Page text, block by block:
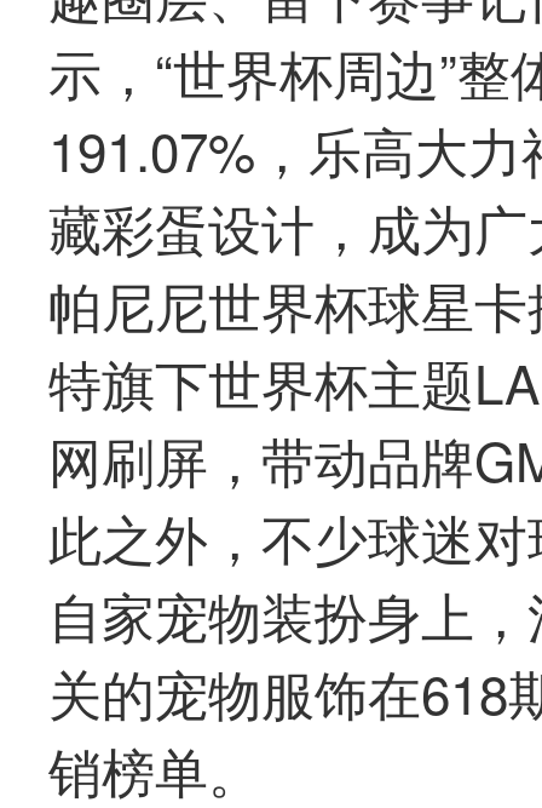
示，“世界杯周边”
191.07%，乐高大
藏彩蛋设计，成为
帕尼尼世界杯球星
特旗下世界杯主题
网刷屏，带动品牌
此之外，不少球迷
自家宠物装扮身上
关的宠物服饰在618
销榜单。